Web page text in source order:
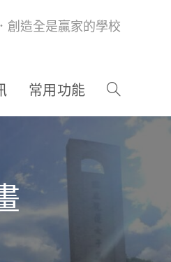
創造全是贏家的學校
常用功能